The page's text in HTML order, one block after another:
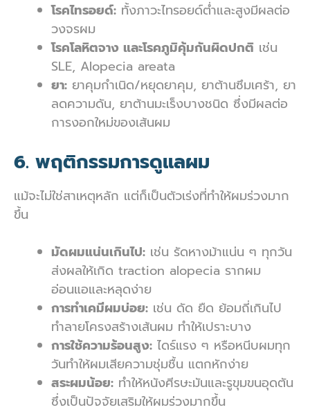
โรคไทรอยด์: ทั้งภาวะไทรอยด์ต่ำและสูงมีผลต่อ
วงจรผม
โรคโลหิตจาง และโรคภูมิคุ้มกันผิดปกติ เช่น
SLE, Alopecia areata
ยา: ยาคุมกำเนิด/หยุดยาคุม, ยาต้านซึมเศร้า, ยา
ลดความดัน, ยาต้านมะเร็งบางชนิด ซึ่งมีผลต่อ
การงอกใหม่ของเส้นผม
6. พฤติกรรมการดูแลผม
แม้จะไม่ใช่สาเหตุหลัก แต่ก็เป็นตัวเร่งที่ทำให้ผมร่วงมาก
ขึ้น
มัดผมแน่นเกินไป: เช่น รัดหางม้าแน่น ๆ ทุกวัน
ส่งผลให้เกิด traction alopecia รากผม
อ่อนแอและหลุดง่าย
การทำเคมีผมบ่อย: เช่น ดัด ยืด ย้อมถี่เกินไป
ทำลายโครงสร้างเส้นผม ทำให้เปราะบาง
การใช้ความร้อนสูง: ไดร์แรง ๆ หรือหนีบผมทุก
วันทำให้ผมเสียความชุ่มชื้น แตกหักง่าย
สระผมน้อย: ทำให้หนังศีรษะมันและรูขุมขนอุดตัน
ซึ่งเป็นปัจจัยเสริมให้ผมร่วงมากขึ้น